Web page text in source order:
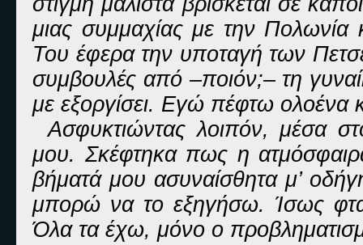
μιας συμμαχίας με την
Του έφερα την υποταγή των
συμβουλές από –ποιόν;– τη
με εξοργίσει. Εγώ πέφτω ολοένα
Ασφυκτιώντας λοιπόν, μέσα
μου. Σκέφτηκα πως η
βήματά μου ασυναίσθητα μ’
μπορώ να το εξηγήσω. Ίσως
Όλα τα έχω, μόνο ο